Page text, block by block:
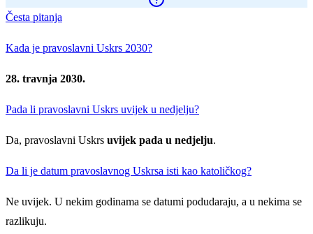
Česta pitanja
Kada je pravoslavni Uskrs 2030?
28. travnja 2030.
Pada li pravoslavni Uskrs uvijek u nedjelju?
Da, pravoslavni Uskrs uvijek pada u nedjelju.
Da li je datum pravoslavnog Uskrsa isti kao katoličkog?
Ne uvijek. U nekim godinama se datumi podudaraju, a u nekima se
razlikuju.